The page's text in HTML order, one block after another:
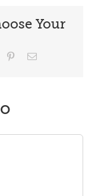
Your
PinterestCorreo